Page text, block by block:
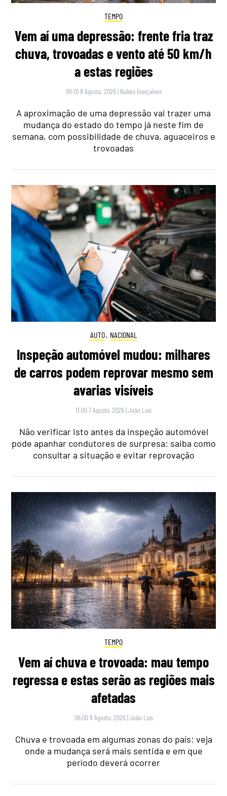
TEMPO
Vem aí uma depressão: frente fria traz
chuva, trovoadas e vento até 50 km/h
a estas regiões
09:10 8 Agosto, 2026 | Rubén Gonçalves
A aproximação de uma depressão vai trazer uma
mudança do estado do tempo já neste fim de
semana, com possibilidade de chuva, aguaceiros e
trovoadas
AUTO, NACIONAL
Inspeção automóvel mudou: milhares
de carros podem reprovar mesmo sem
avarias visíveis
11:00 7 Agosto, 2026 |João Luís
Não verificar isto antes da inspeção automóvel
pode apanhar condutores de surpresa: saiba como
consultar a situação e evitar reprovação
TEMPO
Vem aí chuva e trovoada: mau tempo
regressa e estas serão as regiões mais
afetadas
06:00 8 Agosto, 2026 |João Luís
Chuva e trovoada em algumas zonas do país: veja
onde a mudança será mais sentida e em que
período deverá ocorrer